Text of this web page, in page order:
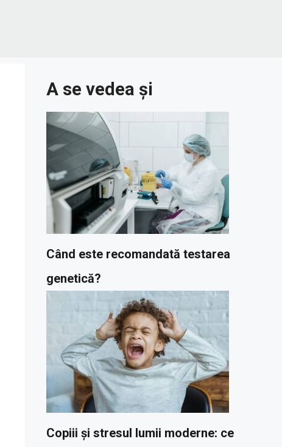
A se vedea și
Când este recomandată testarea
genetică?
Copiii și stresul lumii moderne: ce